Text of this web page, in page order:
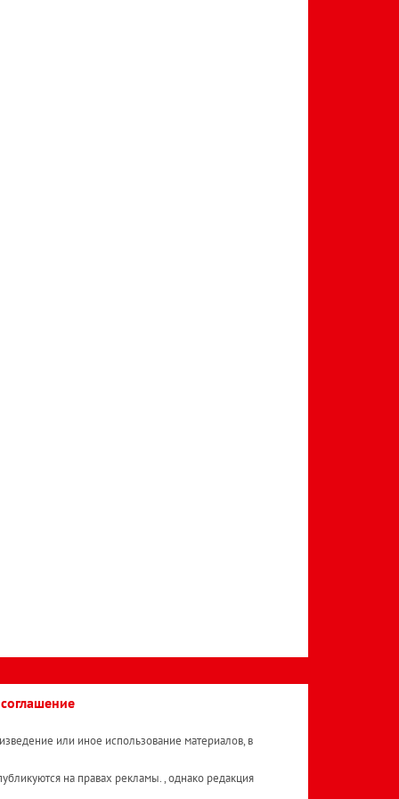
или иное использование материалов, в
на правах рекламы. , однако редакция